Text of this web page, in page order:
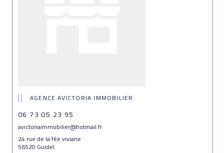
AGENCE AVICTORIA IMMOBILIER
06 73 05 23 95
avictoriaimmobilier@hotmail.fr
24 rue de la fée viviane
56520 Guidel